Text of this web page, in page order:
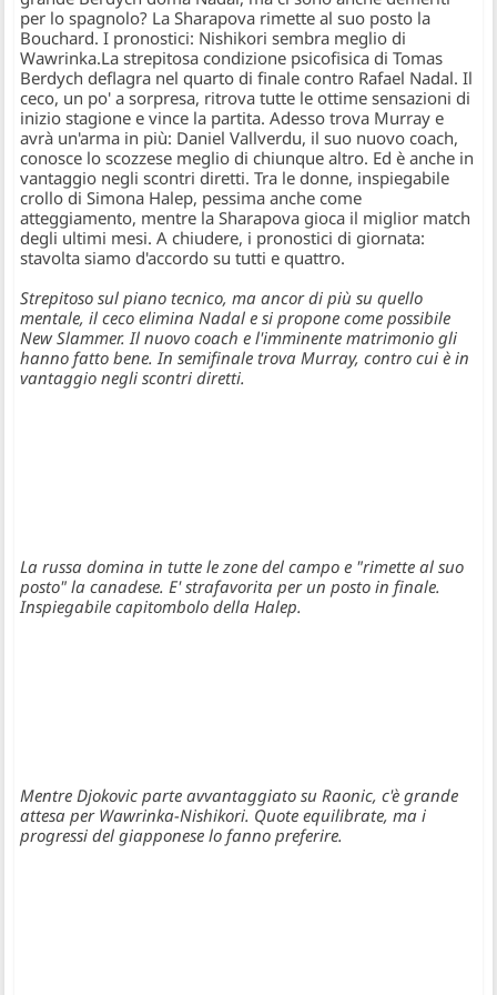
per lo spagnolo? La Sharapova rimette al suo posto la
Bouchard. I pronostici: Nishikori sembra meglio di
Wawrinka.La strepitosa condizione psicofisica di Tomas
Berdych deflagra nel quarto di finale contro Rafael Nadal. Il
ceco, un po' a sorpresa, ritrova tutte le ottime sensazioni di
inizio stagione e vince la partita. Adesso trova Murray e
avrà un'arma in più: Daniel Vallverdu, il suo nuovo coach,
conosce lo scozzese meglio di chiunque altro. Ed è anche in
vantaggio negli scontri diretti. Tra le donne, inspiegabile
crollo di Simona Halep, pessima anche come
atteggiamento, mentre la Sharapova gioca il miglior match
degli ultimi mesi. A chiudere, i pronostici di giornata:
stavolta siamo d'accordo su tutti e quattro.
Strepitoso sul piano tecnico, ma ancor di più su quello
mentale, il ceco elimina Nadal e si propone come possibile
New Slammer. Il nuovo coach e l'imminente matrimonio gli
hanno fatto bene. In semifinale trova Murray, contro cui è in
vantaggio negli scontri diretti.
La russa domina in tutte le zone del campo e "rimette al suo
posto" la canadese. E' strafavorita per un posto in finale.
Inspiegabile capitombolo della Halep.
Mentre Djokovic parte avvantaggiato su Raonic, c'è grande
attesa per Wawrinka-Nishikori. Quote equilibrate, ma i
progressi del giapponese lo fanno preferire.